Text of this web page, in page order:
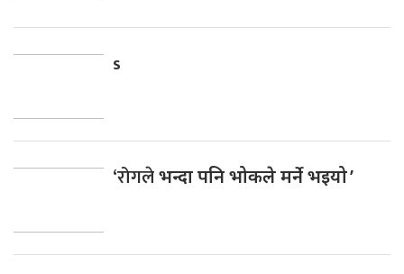
s
‘रोगलेभन्दा पनि भोकले मर्ने भइयो ’